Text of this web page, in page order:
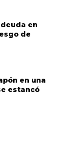
en
de
en una
estancó